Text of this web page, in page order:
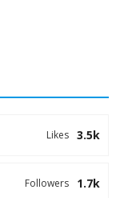
3.5k
Likes
1.7k
Followers